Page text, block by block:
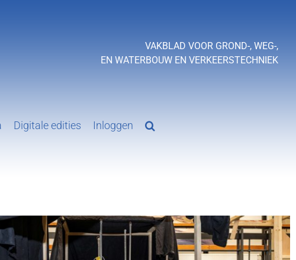
VAKBLAD VOOR GROND-, WEG-,
EN WATERBOUW EN VERKEERSTECHNIEK
Digitale edities Inloggen